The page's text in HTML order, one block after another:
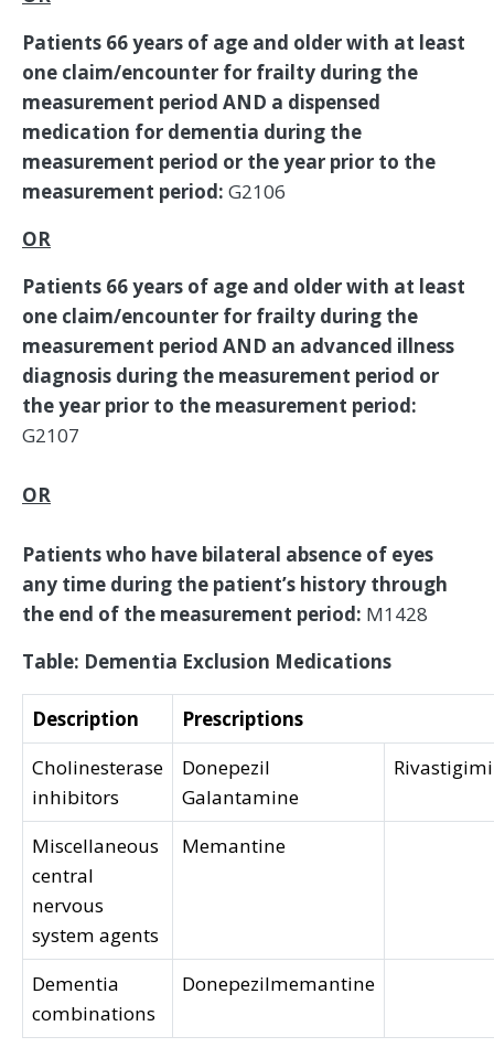
Patients 66 years of age and older with at least
one claim/encounter for frailty during the
measurement period AND a dispensed
medication for dementia during the
measurement period or the year prior to the
measurement period: G2106
OR
Patients 66 years of age and older with at least
one claim/encounter for frailty during the
measurement period AND an advanced illness
diagnosis during the measurement period or
the year prior to the measurement period:
G2107
OR
Patients who have bilateral absence of eyes
any time during the patient’s history through
the end of the measurement period: M1428
Table: Dementia Exclusion Medications
Description
Prescriptions
Cholinesterase
inhibitors
Donepezil
Galantamine
Miscellaneous
central
nervous
system agents
Memantine
Dementia
combinations
Donepezilmemantine